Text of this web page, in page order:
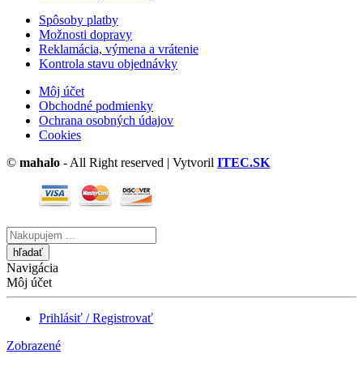
Spôsoby platby
Možnosti dopravy
Reklamácia, výmena a vrátenie
Kontrola stavu objednávky
Môj účet
Obchodné podmienky
Ochrana osobných údajov
Cookies
© mahalo - All Right reserved | Vytvoril ITEC.SK
Vyhľadávanie
tu
Navigácia
Môj účet
Prihlásiť / Registrovať
Zobrazené